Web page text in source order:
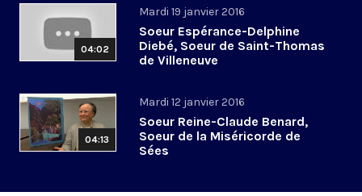
04:02
Mardi 19 janvier 2016
Soeur Espérance-Delphine
Diebé, Soeur de Saint-Thomas
de Villeneuve
04:13
Mardi 12 janvier 2016
Soeur Reine-Claude Benard,
Soeur de la Miséricorde de
Sées